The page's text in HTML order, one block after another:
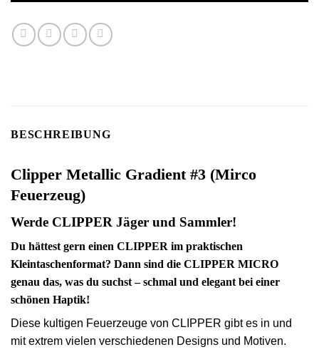
BESCHREIBUNG
Clipper Metallic Gradient #3 (Mirco
Feuerzeug)
Werde CLIPPER Jäger und Sammler!
Du hättest gern einen CLIPPER im praktischen
Kleintaschenformat? Dann sind die CLIPPER MICRO
genau das, was du suchst – schmal und elegant bei einer
schönen Haptik!
Diese kultigen Feuerzeuge von CLIPPER gibt es in und
mit extrem vielen verschiedenen Designs und Motiven.